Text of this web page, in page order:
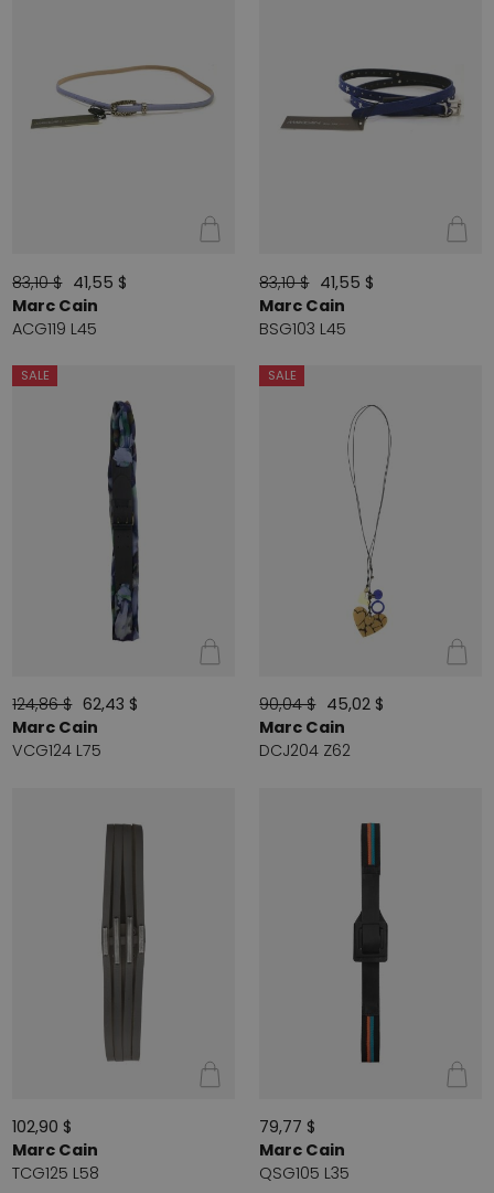
83,10 $ 41,55 $
Marc Cain
ACG119 L45
83,10 $ 41,55 $
Marc Cain
BSG103 L45
SALE
124,86 $ 62,43 $
Marc Cain
VCG124 L75
SALE
90,04 $ 45,02 $
Marc Cain
DCJ204 Z62
102,90 $
Marc Cain
TCG125 L58
79,77 $
Marc Cain
QSG105 L35